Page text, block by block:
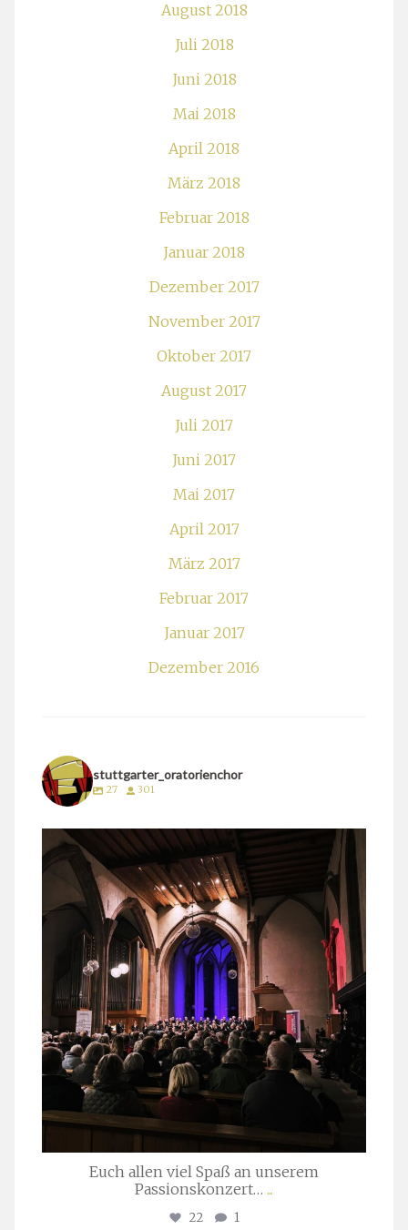
August 2018
Juli 2018
Juni 2018
Mai 2018
April 2018
März 2018
Februar 2018
Januar 2018
Dezember 2017
November 2017
Oktober 2017
August 2017
Juli 2017
Juni 2017
Mai 2017
April 2017
März 2017
Februar 2017
Januar 2017
Dezember 2016
stuttgarter_oratorienchor
27 301
stuttgarter_oratorienchor
März 24
Euch allen viel Spaß an unserem
Passionskonzert… ...
22 1